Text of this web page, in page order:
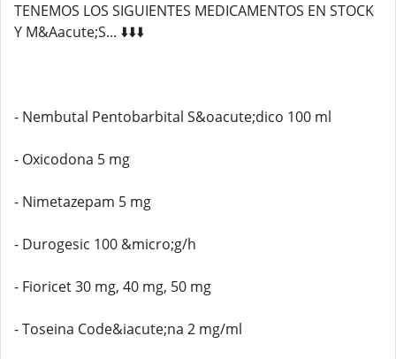
TENEMOS LOS SIGUIENTES MEDICAMENTOS EN STOCK
Y M&Aacute;S... ⬇️⬇️⬇️
- Nembutal Pentobarbital S&oacute;dico 100 ml
- Oxicodona 5 mg
- Nimetazepam 5 mg
- Durogesic 100 &micro;g/h
- Fioricet 30 mg, 40 mg, 50 mg
- Toseina Code&iacute;na 2 mg/ml